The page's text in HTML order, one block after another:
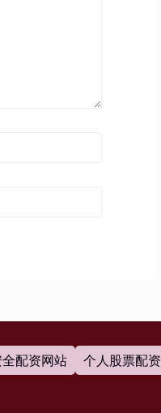
配资网站 个人股票配资